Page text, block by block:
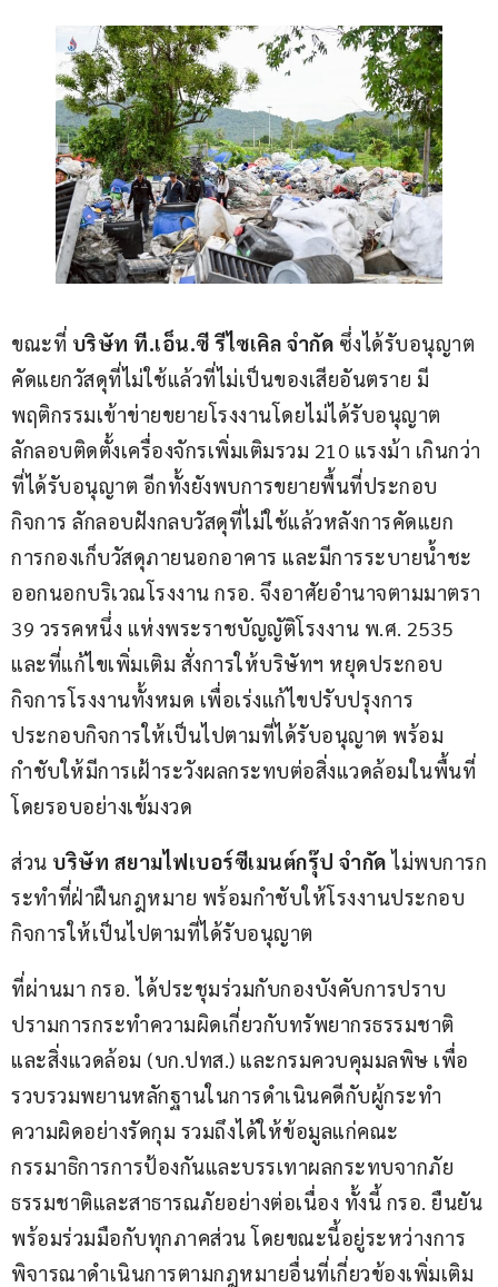
ขณะที่ บริษัท ที.เอ็น.ซี รีไซเคิล จำกัด ซึ่งได้รับอนุญาต
คัดแยกวัสดุที่ไม่ใช้แล้วที่ไม่เป็นของเสียอันตราย มี
พฤติกรรมเข้าข่ายขยายโรงงานโดยไม่ได้รับอนุญาต
ลักลอบติดตั้งเครื่องจักรเพิ่มเติมรวม 210 แรงม้า เกินกว่า
ที่ได้รับอนุญาต อีกทั้งยังพบการขยายพื้นที่ประกอบ
กิจการ ลักลอบฝังกลบวัสดุที่ไม่ใช้แล้วหลังการคัดแยก
การกองเก็บวัสดุภายนอกอาคาร และมีการระบายน้ำชะ
ออกนอกบริเวณโรงงาน กรอ. จึงอาศัยอำนาจตามมาตรา
39 วรรคหนึ่ง แห่งพระราชบัญญัติโรงงาน พ.ศ. 2535
และที่แก้ไขเพิ่มเติม สั่งการให้บริษัทฯ หยุดประกอบ
กิจการโรงงานทั้งหมด เพื่อเร่งแก้ไขปรับปรุงการ
ประกอบกิจการให้เป็นไปตามที่ได้รับอนุญาต พร้อม
กำชับให้มีการเฝ้าระวังผลกระทบต่อสิ่งแวดล้อมในพื้นที่
โดยรอบอย่างเข้มงวด
ส่วน บริษัท สยามไฟเบอร์ซีเมนต์กรุ๊ป จำกัด ไม่พบการก
ระทำที่ฝ่าฝืนกฎหมาย พร้อมกำชับให้โรงงานประกอบ
กิจการให้เป็นไปตามที่ได้รับอนุญาต
ที่ผ่านมา กรอ. ได้ประชุมร่วมกับกองบังคับการปราบ
ปรามการกระทำความผิดเกี่ยวกับทรัพยากรธรรมชาติ
และสิ่งแวดล้อม (บก.ปทส.) และกรมควบคุมมลพิษ เพื่อ
รวบรวมพยานหลักฐานในการดำเนินคดีกับผู้กระทำ
ความผิดอย่างรัดกุม รวมถึงได้ให้ข้อมูลแก่คณะ
กรรมาธิการการป้องกันและบรรเทาผลกระทบจากภัย
ธรรมชาติและสาธารณภัยอย่างต่อเนื่อง ทั้งนี้ กรอ. ยืนยัน
พร้อมร่วมมือกับทุกภาคส่วน โดยขณะนี้อยู่ระหว่างการ
พิจารณาดำเนินการตามกฎหมายอื่นที่เกี่ยวข้องเพิ่มเติม